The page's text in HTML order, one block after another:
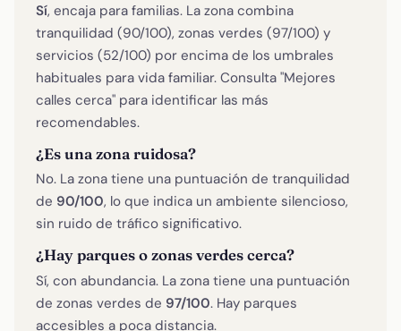
Sí, encaja para familias. La zona combina
tranquilidad (90/100), zonas verdes (97/100) y
servicios (52/100) por encima de los umbrales
habituales para vida familiar. Consulta "Mejores
calles cerca" para identificar las más
recomendables.
¿Es una zona ruidosa?
No. La zona tiene una puntuación de tranquilidad
de 90/100, lo que indica un ambiente silencioso,
sin ruido de tráfico significativo.
¿Hay parques o zonas verdes cerca?
Sí, con abundancia. La zona tiene una puntuación
de zonas verdes de 97/100. Hay parques
accesibles a poca distancia.